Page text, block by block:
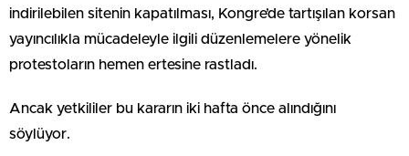
indirilebilen sitenin kapatılması, Kongre’de tartışılan korsan
yayıncılıkla mücadeleyle ilgili düzenlemelere yönelik
protestoların hemen ertesine rastladı.
Ancak yetkililer bu kararın iki hafta önce alındığını
söylüyor.